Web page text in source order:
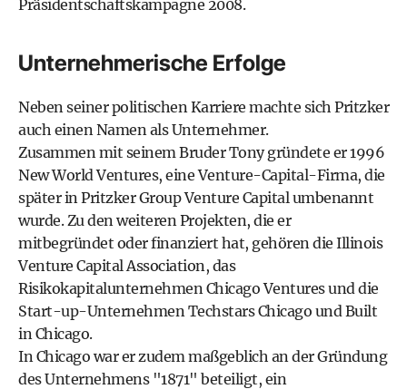
Präsidentschaftskampagne 2008.
Unternehmerische Erfolge
Neben seiner politischen Karriere machte sich Pritzker
auch einen Namen als Unternehmer.
Zusammen mit seinem Bruder Tony gründete er 1996
New World Ventures, eine Venture-Capital-Firma, die
später in Pritzker Group Venture Capital umbenannt
wurde. Zu den weiteren Projekten, die er
mitbegründet oder finanziert hat, gehören die Illinois
Venture Capital Association, das
Risikokapitalunternehmen Chicago Ventures und die
Start-up-Unternehmen Techstars Chicago und Built
in Chicago.
In Chicago war er zudem maßgeblich an der Gründung
desUnternehmens "1871" beteiligt, ein